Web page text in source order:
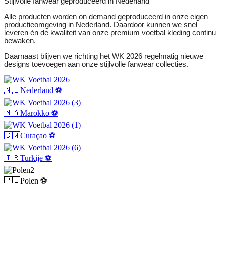
Alle producten worden on demand geproduceerd in onze eigen
productieomgeving in Nederland. Daardoor kunnen we snel
leveren én de kwaliteit van onze premium voetbal kleding continu
bewaken.
Daarnaast blijven we richting het WK 2026 regelmatig nieuwe
designs toevoegen aan onze stijlvolle fanwear collecties.
🇳🇱Nederland ⚽
🇲🇦Marokko ⚽
🇨🇼Curaçao ⚽
🇹🇷Turkije ⚽
🇵🇱Polen ⚽